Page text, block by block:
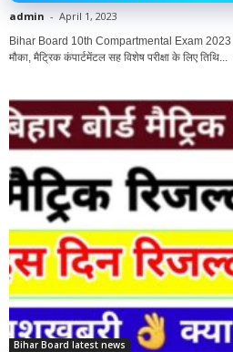
admin - April 1, 2023
Bihar Board 10th Compartmental Exam 2023 :
मौका, मैट्रिक कंपार्टमेंटल सह विशेष परीक्षा के लिए तिथि...
Bihar Board latest news